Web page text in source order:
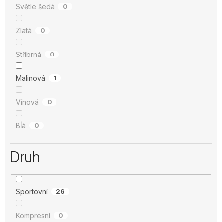
Světle šedá 0
Zlatá 0
Stříbrná 0
Malinová 1
Vínová 0
Bĺá 0
Druh
Sportovní 26
Kompresní 0